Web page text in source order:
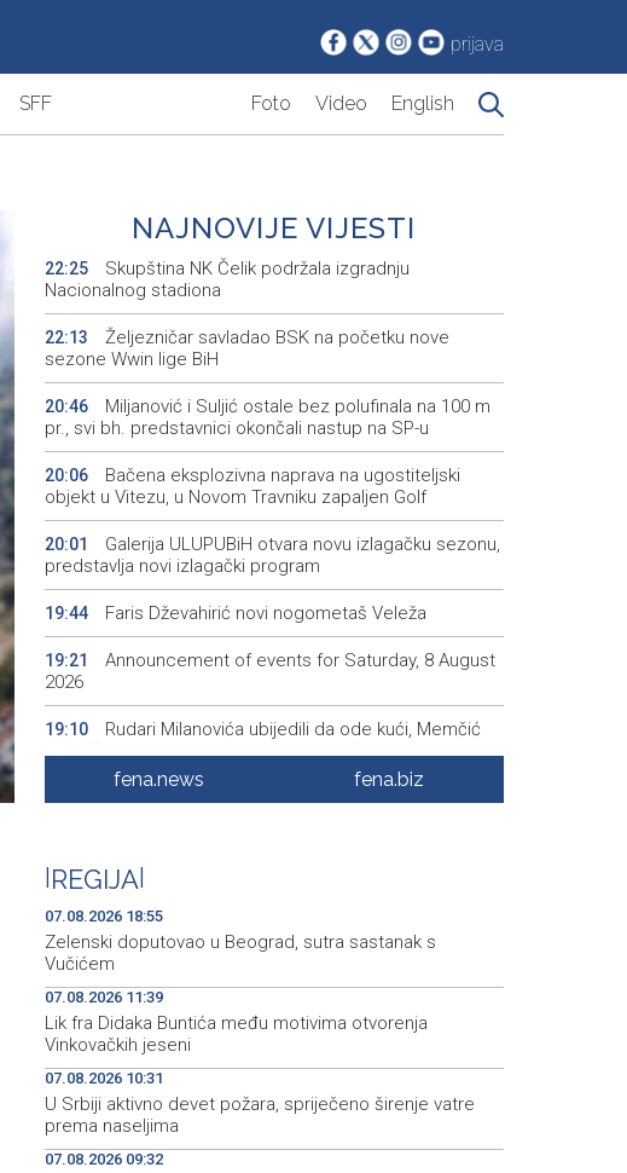
prijava
SFF Foto Video English
NAJNOVIJE VIJESTI
22:25
Skupština NK Čelik podržala izgradnju
Nacionalnog stadiona
22:13
Željezničar savladao BSK na početku nove
sezone Wwin lige BiH
20:46
Miljanović i Suljić ostale bez polufinala na 100 m
pr., svi bh. predstavnici okončali nastup na SP-u
20:06
Bačena eksplozivna naprava na ugostiteljski
objekt u Vitezu, u Novom Travniku zapaljen Golf
20:01
Galerija ULUPUBiH otvara novu izlagačku sezonu,
predstavlja novi izlagački program
19:44 Faris Dževahirić novi nogometaš Veleža
19:21
Announcement of events for Saturday, 8 August
2026
19:10
Rudari Milanovića ubijedili da ode kući, Memčić
se već ponovo vratio u jamu 'Raspotočje'
Sarajevo Film Festival presents Kinoscope and
19:00 Najave događaja za 8. 8. 2026. godine (subota)
fena.news fena.biz
REGIJA
07.08.2026 18:55
Zelenski doputovao u Beograd, sutra sastanak s
Vučićem
07.08.2026 11:39
Lik fra Didaka Buntića među motivima otvorenja
Vinkovačkih jeseni
07.08.2026 10:31
U Srbiji aktivno devet požara, spriječeno širenje vatre
prema naseljima
07.08.2026 09:32